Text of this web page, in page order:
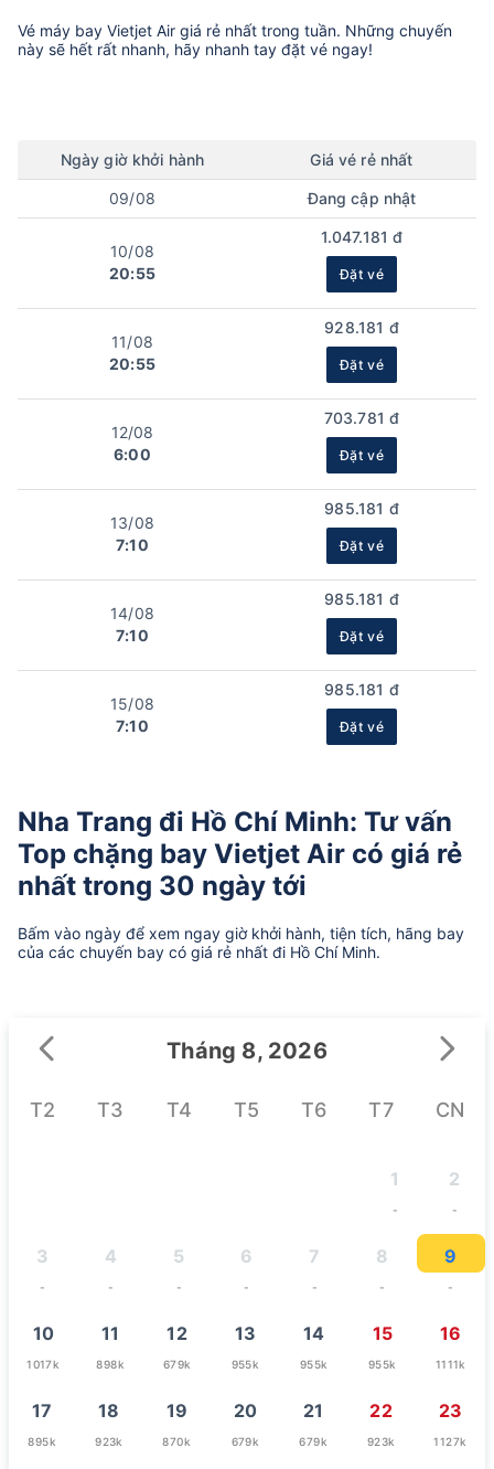
Vé máy bay Vietjet Air giá rẻ nhất trong tuần. Những chuyến
này sẽ hết rất nhanh, hãy nhanh tay đặt vé ngay!
Ngày giờ khởi hành Giá vé rẻ nhất
09/08 Đang cập nhật
10/08
20:55
1.047.181 đ
Đặt vé
11/08
20:55
928.181 đ
Đặt vé
12/08
6:00
703.781 đ
Đặt vé
13/08
7:10
985.181 đ
Đặt vé
14/08
7:10
985.181 đ
Đặt vé
15/08
7:10
985.181 đ
Đặt vé
Nha Trang đi Hồ Chí Minh: Tư vấn
Top chặng bay Vietjet Air có giá rẻ
nhất trong 30 ngày tới
Bấm vào ngày để xem ngay giờ khởi hành, tiện tích, hãng bay
của các chuyến bay có giá rẻ nhất đi Hồ Chí Minh.
Tháng 8, 2026
T2 T3 T4 T5 T6 T7 CN
1
-
2
-
3
-
4
-
5
-
6
-
7
-
8
-
9
-
10
1017k
11
898k
12
679k
13
955k
14
955k
15
955k
16
1111k
17
895k
18
923k
19
870k
20
679k
21
679k
22
923k
23
1127k